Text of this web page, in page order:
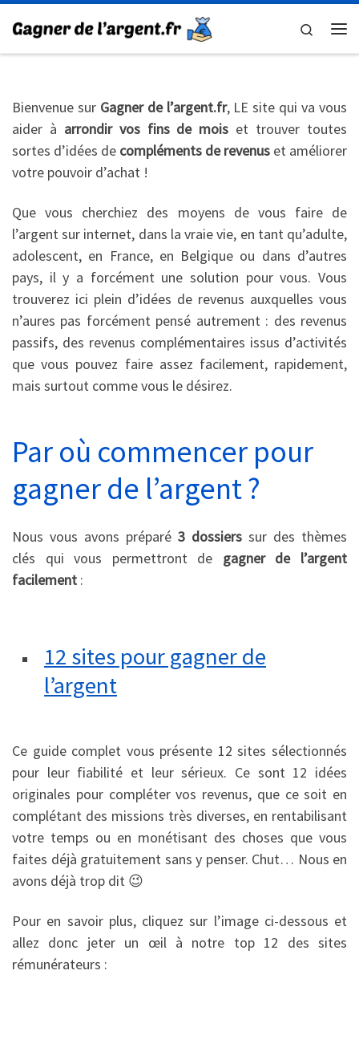
Skip to content
Search
Bienvenue sur Gagner de l’argent.fr, LE site qui va vous
aider à arrondir vos fins de mois et trouver toutes
sortes d’idées de compléments de revenus et améliorer
votre pouvoir d’achat !
Que vous cherchiez des moyens de vous faire de
l’argent sur internet, dans la vraie vie, en tant qu’adulte,
adolescent, en France, en Belgique ou dans d’autres
pays, il y a forcément une solution pour vous. Vous
trouverez ici plein d’idées de revenus auxquelles vous
n’aures pas forcément pensé autrement : des revenus
passifs, des revenus complémentaires issus d’activités
que vous pouvez faire assez facilement, rapidement,
mais surtout comme vous le désirez.
Par où commencer pour
gagner de l’argent ?
Nous vous avons préparé 3 dossiers sur des thèmes
clés qui vous permettront de gagner de l’argent
facilement :
12 sites pour gagner de
l’argent
Ce guide complet vous présente 12 sites sélectionnés
pour leur fiabilité et leur sérieux. Ce sont 12 idées
originales pour compléter vos revenus, que ce soit en
complétant des missions très diverses, en rentabilisant
votre temps ou en monétisant des choses que vous
faites déjà gratuitement sans y penser. Chut… Nous en
avons déjà trop dit 😉
Pour en savoir plus, cliquez sur l’image ci-dessous et
allez donc jeter un œil à notre top 12 des sites
rémunérateurs :